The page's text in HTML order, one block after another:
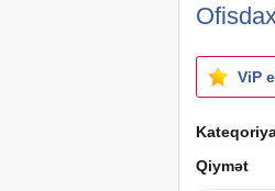
ViP
Qiymət